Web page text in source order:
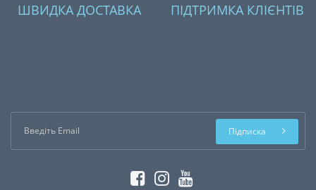
ШВИДКА ДОСТАВКА ПІДТРИМКА КЛІЄНТІВ
Підписка